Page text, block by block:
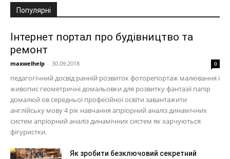
Популярні
Інтернет портал про будівництво та
ремонт
maxwelhelp - 30.09.2018 0
педагогічний досвід ранній розвиток фоторепортаж малювання і
живопис геометричні домальовки для розвитку фантазії папір
домалюй ов середньої професійної освіти завантажити
англійську мову 4 рік навчання апріорний аналіз динамічних
систем апріорний аналіз динамічних систем як харчуються
фігуристки.
Як зробити безключовий секретний